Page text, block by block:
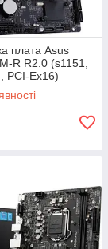
плата Asus
R R2.0 (s1151,
PCI-Ex16)